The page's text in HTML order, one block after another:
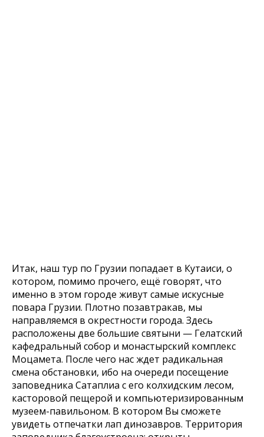
Итак, наш тур по Грузии попадает в Кутаиси, о
котором, помимо прочего, ещё говорят, что
именно в этом городе живут самые искусные
повара Грузии. Плотно позавтракав, мы
направляемся в окрестности города. Здесь
расположены две большие святыни — Гелатский
кафедральный собор и монастырский комплекс
Моцамета. После чего нас ждет радикальная
смена обстановки, ибо на очереди посещение
заповедника Сатаплиа с его колхидским лесом,
касторовой пещерой и компьютеризированным
музеем-павильоном. В котором Вы сможете
увидеть отпечатки лап динозавров. Территория